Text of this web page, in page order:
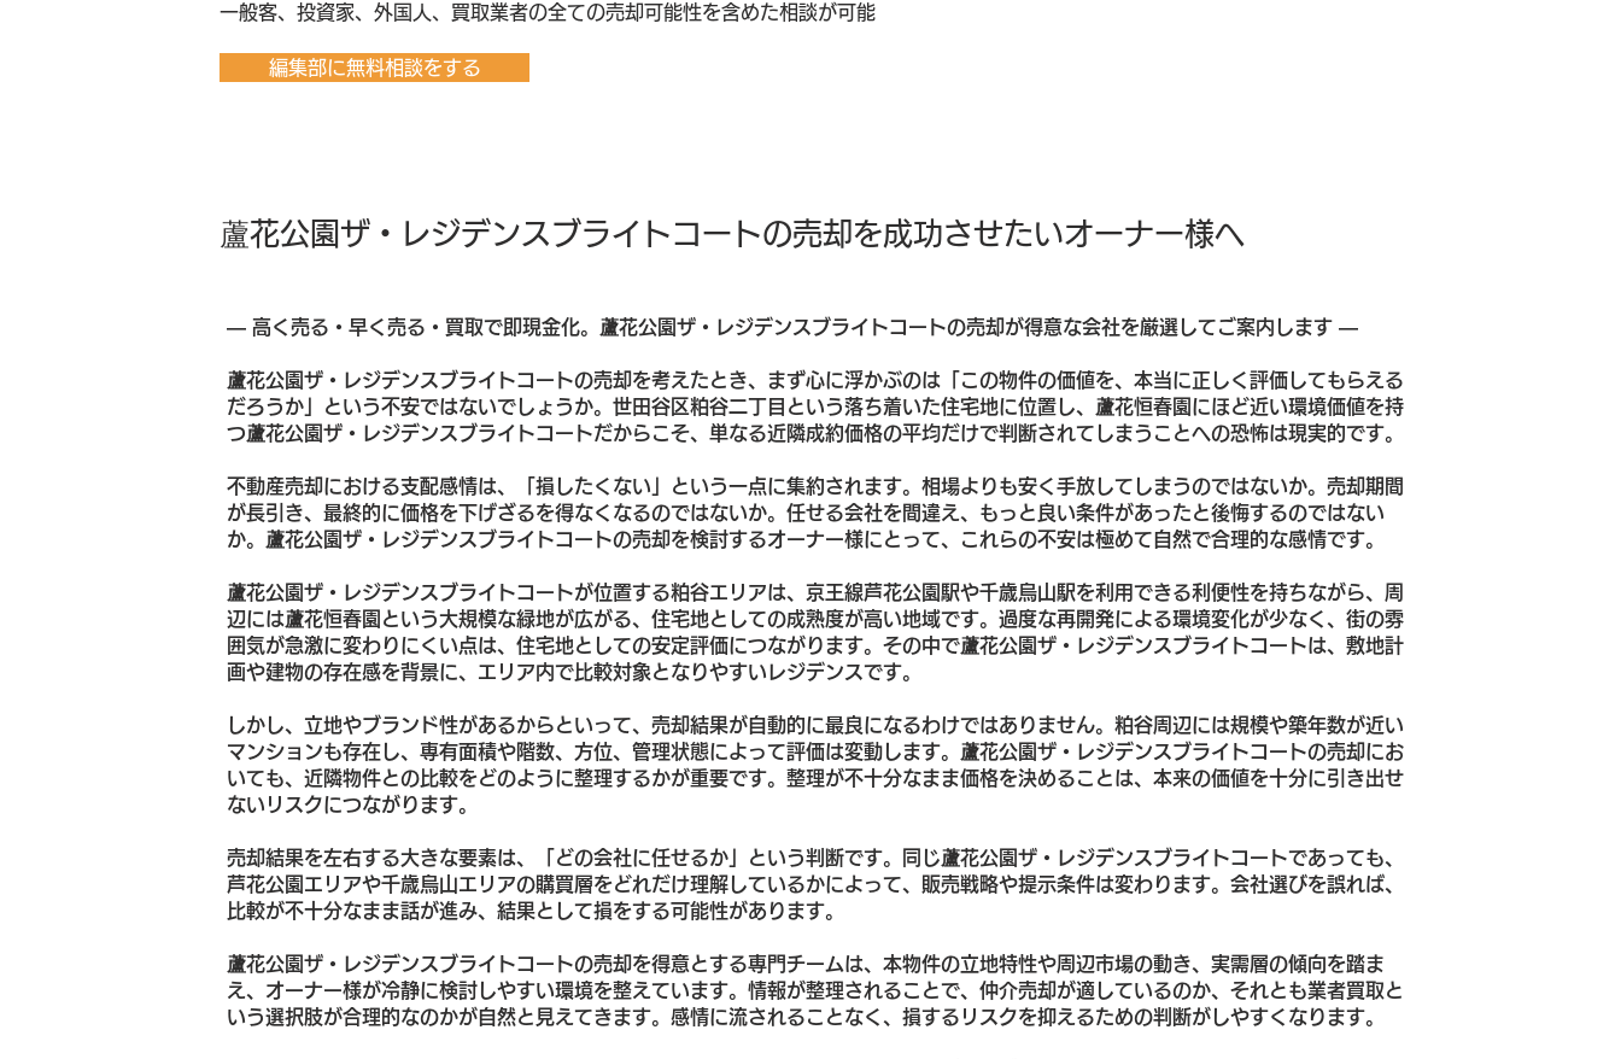
​一般客、投資家、外国人、買取業者の全ての売却可能性を含めた相談が可能
編集部に無料相談をする
蘆花公園ザ・レジデンスブライトコートの売却を成功させたいオーナー様へ
― 高く売る・早く売る・買取で即現金化。蘆花公園ザ・レジデンスブライトコートの売却が得意な会社を厳選してご案内します ―
蘆花公園ザ・レジデンスブライトコートの売却を考えたとき、まず心に浮かぶのは「この物件の価値を、本当に正しく評価してもらえる
だろうか」という不安ではないでしょうか。世田谷区粕谷二丁目という落ち着いた住宅地に位置し、蘆花恒春園にほど近い環境価値を持
つ蘆花公園ザ・レジデンスブライトコートだからこそ、単なる近隣成約価格の平均だけで判断されてしまうことへの恐怖は現実的です。
不動産売却における支配感情は、「損したくない」という一点に集約されます。相場よりも安く手放してしまうのではないか。売却期間
が長引き、最終的に価格を下げざるを得なくなるのではないか。任せる会社を間違え、もっと良い条件があったと後悔するのではない
か。蘆花公園ザ・レジデンスブライトコートの売却を検討するオーナー様にとって、これらの不安は極めて自然で合理的な感情です。
蘆花公園ザ・レジデンスブライトコートが位置する粕谷エリアは、京王線芦花公園駅や千歳烏山駅を利用できる利便性を持ちながら、周
辺には蘆花恒春園という大規模な緑地が広がる、住宅地としての成熟度が高い地域です。過度な再開発による環境変化が少なく、街の雰
囲気が急激に変わりにくい点は、住宅地としての安定評価につながります。その中で蘆花公園ザ・レジデンスブライトコートは、敷地計
画や建物の存在感を背景に、エリア内で比較対象となりやすいレジデンスです。
しかし、立地やブランド性があるからといって、売却結果が自動的に最良になるわけではありません。粕谷周辺には規模や築年数が近い
マンションも存在し、専有面積や階数、方位、管理状態によって評価は変動します。蘆花公園ザ・レジデンスブライトコートの売却にお
いても、近隣物件との比較をどのように整理するかが重要です。整理が不十分なまま価格を決めることは、本来の価値を十分に引き出せ
ないリスクにつながります。
売却結果を左右する大きな要素は、「どの会社に任せるか」という判断です。同じ蘆花公園ザ・レジデンスブライトコートであっても、
芦花公園エリアや千歳烏山エリアの購買層をどれだけ理解しているかによって、販売戦略や提示条件は変わります。会社選びを誤れば、
比較が不十分なまま話が進み、結果として損をする可能性があります。
蘆花公園ザ・レジデンスブライトコートの売却を得意とする専門チームは、本物件の立地特性や周辺市場の動き、実需層の傾向を踏ま
え、オーナー様が冷静に検討しやすい環境を整えています。情報が整理されることで、仲介売却が適しているのか、それとも業者買取と
いう選択肢が合理的なのかが自然と見えてきます。感情に流されることなく、損するリスクを抑えるための判断がしやすくなります。